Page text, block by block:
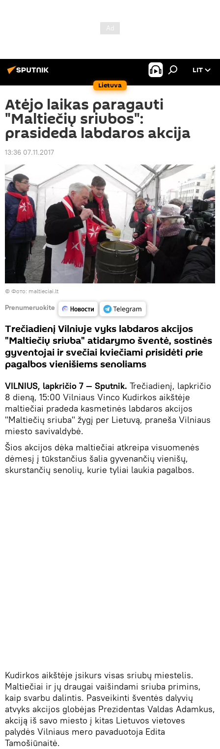
Lietuva
LIT
Atėjo laikas paragauti
"Maltiečių sriubos":
prasideda labdaros akcija
13:36 07.11.2017
© Фото: maltieciai.lt
Prenumeruokite
Trečiadienį Vilniuje vyks labdaros akcijos
"Maltiečių sriuba" atidarymo šventė, sostinės
gyventojai ir svečiai kviečiami prisidėti prie
pagalbos vienišiems senoliams
VILNIUS, lapkričio 7 — Sputnik. Trečiadienį, lapkričio
8 dieną, 15:00 Vilniaus Vinco Kudirkos aikštėje
maltiečiai pradeda kasmetinės labdaros akcijos
"Maltiečių sriuba" žygį per Lietuvą, praneša Vilniaus
miesto savivaldybė.
Šios akcijos dėka maltiečiai atkreipa visuomenės
dėmesį į tūkstančius šalia gyvenančių vienišų,
skurstančių senolių, kurie tyliai laukia pagalbos.
Kudirkos aikštėje įsikurs visas sriubų miestelis.
Maltiečiai ir jų draugai vaišindami sriuba primins,
kaip svarbu dalintis. Pasveikinti šventės dalyvių
atvyks akcijos globėjas Prezidentas Valdas Adamkus,
akciją iš savo miesto į kitas Lietuvos vietoves
palydės Vilniaus mero pavaduotoja Edita
Tamošiūnaitė.